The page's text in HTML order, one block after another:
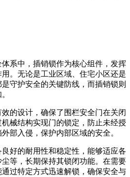
中，插销锁作为核心组件，发挥
。无论是工业区域、住宅小区还是
守护安全的关键防线，而插销锁则
设计，确保了围栏安全门在关闭
械结构实现门的锁定，防止未经授
部入侵，保护内部区域的安全。
的耐用性和稳定性，能够适应各
等，长期保持其锁闭功能。在需要
过特定方式迅速解锁，确保安全与